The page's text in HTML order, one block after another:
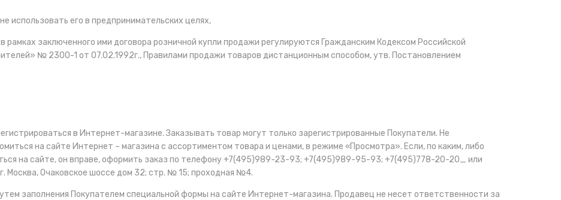
использовать его в предпринимательских целях,
заключенного ими договора розничной купли продажи регулируются Гражданским Кодексом Российской
№ 2300-1 от 07.02.1992г., Правилами продажи товаров дистанционным способом, утв. Постановлением
в Интернет-магазине. Заказывать товар могут только зарегистрированные Покупатели. Не
на сайте Интернет – магазина с ассортиментом товара и ценами, в режиме «Просмотра». Если, по каким, либо
на сайте, он вправе, оформить заказ по телефону +7(495)989-23-93; +7(495)989-95-93; +7(495)778-20-20_ или
Москва, Очаковское шоссе дом 32; стр. № 15; проходная №4.
заполнения Покупателем специальной формы на сайте Интернет-магазина. Продавец не несет ответственности за